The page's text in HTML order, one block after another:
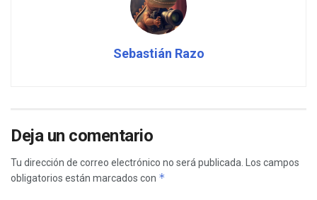
Sebastián Razo
Deja un comentario
Tu dirección de correo electrónico no será publicada.
Los campos
obligatorios están marcados con *